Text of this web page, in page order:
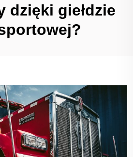
dzięki giełdzie